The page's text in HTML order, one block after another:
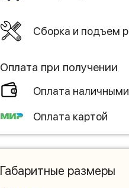
Сборка и подъем
Оплата при получении
Оплата наличными
Оплата картой
Габаритные размеры